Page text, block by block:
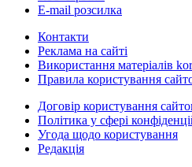
E-mail розсилка
Контакти
Реклама на сайті
Використання матеріалів
Правила користування
Договір користування
Політика у сфері
Угода щодо користування
Редакція